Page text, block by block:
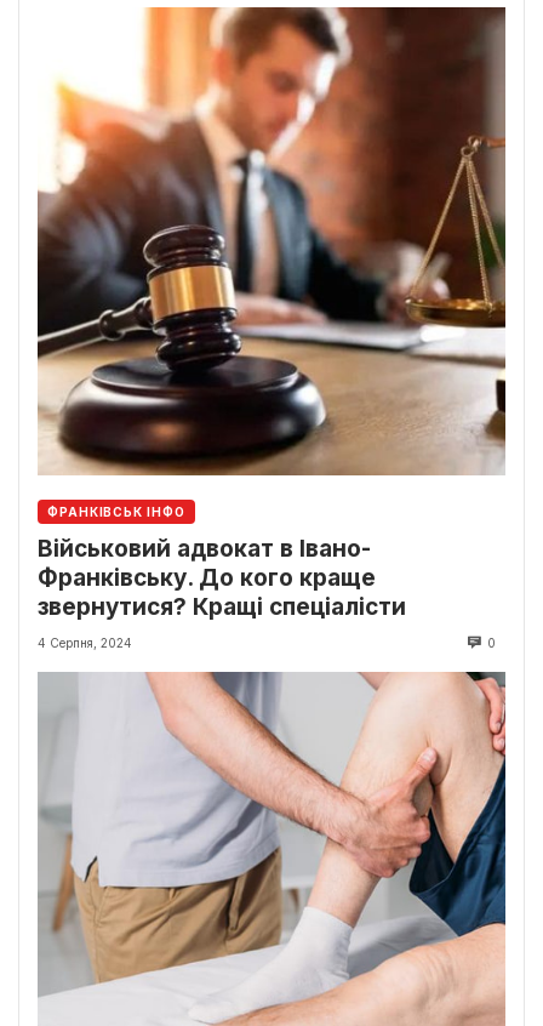
ФРАНКІВСЬК ІНФО
Військовий адвокат в Івано-
Франківську. До кого краще
звернутися? Кращі спеціалісти
4 Серпня, 2024 0